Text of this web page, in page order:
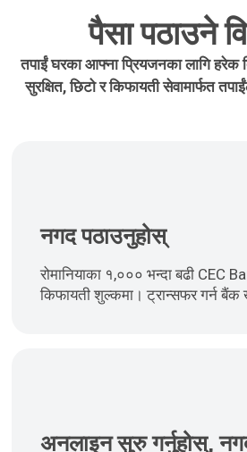
पैसा पठाउने
तपाईं घरका आफ्ना प्रियजनका लागि हरेक
सुरक्षित, छिटो र किफायती सेवामार्फत
नगद पठाउनुहोस्
रोमानियाका १,००० भन्दा बढी CEC
किफायती शुल्कमा। ट्रान्सफर गर्न बैंक
अनलाइन सुरु गर्नुहोस्,